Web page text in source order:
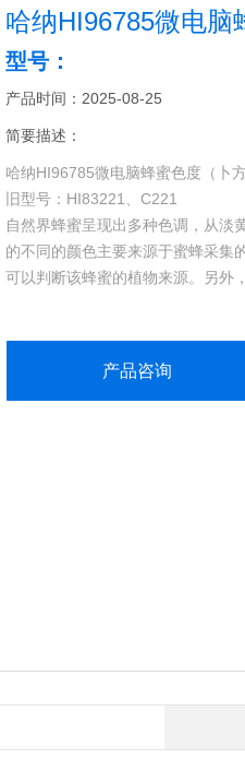
哈纳HI96785微电脑
型号：
产品时间：2025-08-25
简要描述：
哈纳HI96785微电脑蜂蜜色度（卜
旧型号：HI83221、C221
自然界蜂蜜呈现出多种色调，从淡
的不同的颜色主要来源于蜜蜂采集
可以判断该蜂蜜的植物来源。另外
产品咨询